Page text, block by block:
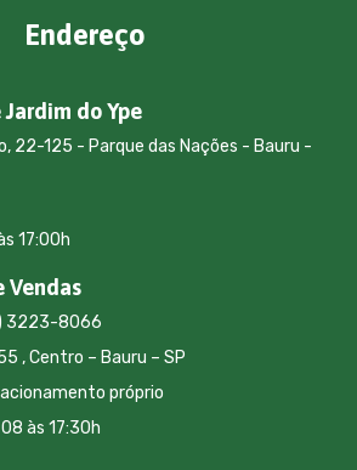
Endereço
do Ype
22-125 - Parque das Nações - Bauru -
17:00h
Vendas
3223-8066
, Centro – Bauru – SP
próprio
às 17:30h